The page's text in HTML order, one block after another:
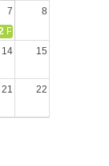
7
8
призывайте Его»
не угашайте!
РАЗМЫШЛЕНИЯ: Дух
14 15
21 22